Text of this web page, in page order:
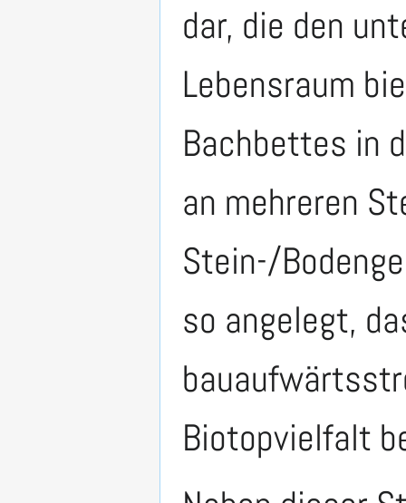
dar, die den
Lebensraum
Bachbettes in
an mehreren
Stein-/
so angelegt,
Biotopvielfalt